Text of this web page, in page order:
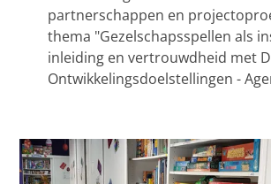
partnerschappen en
thema "Gezelschapsspellen als
inleiding en vertrouwdheid met
Ontwikkelingsdoelstellingen -